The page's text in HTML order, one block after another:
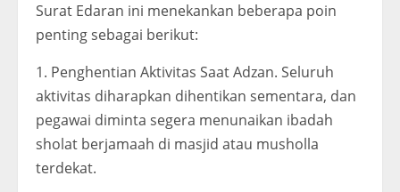
Surat Edaran ini menekankan beberapa poin
penting sebagai berikut:
1. Penghentian Aktivitas Saat Adzan. Seluruh
aktivitas diharapkan dihentikan sementara, dan
pegawai diminta segera menunaikan ibadah
sholat berjamaah di masjid atau musholla
terdekat.